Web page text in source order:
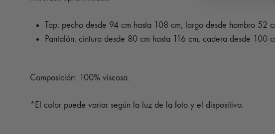
Top: pecho desde 94 cm hasta 108 cm, largo desde hombro 52
Pantalón: cintura desde 80 cm hasta 116 cm, cadera desde 100
Composición: 100% viscosa.
*El color puede variar según la luz de la foto y el dispositivo.